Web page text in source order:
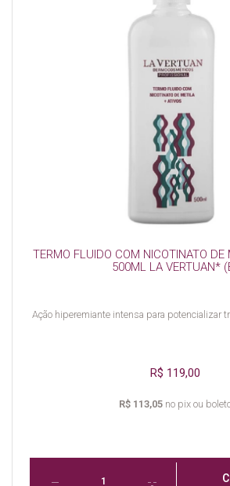
TERMO FLUIDO COM NICOTINATO DE
500ML LA VERTUAN*
Ação hiperemiante intensa para potencializar
R$ 119,00
R$ 113,05 no pix ou